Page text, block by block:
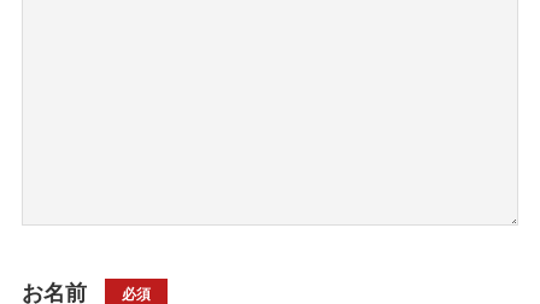
お名前 必須